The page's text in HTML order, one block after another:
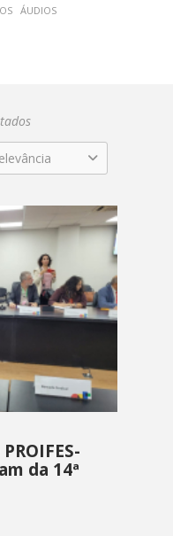
ÁUDIOS
da 14ª